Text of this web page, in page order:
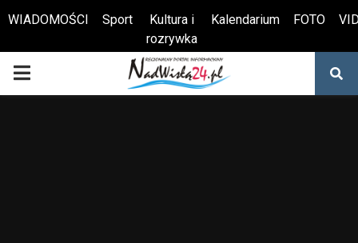
Otwórz pasek narzędzi
WIADOMOŚCI Sport
Kultura i
rozrywka
Kalendarium FOTO
PRIMARY